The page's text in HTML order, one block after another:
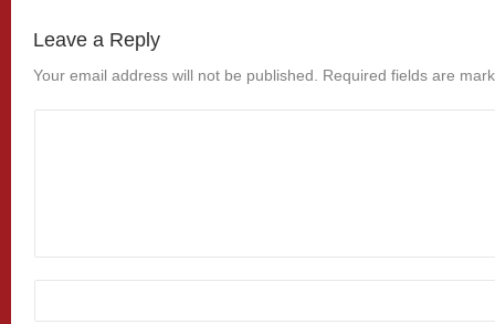
Leave a Reply
Your email address will not be published. Required fields are